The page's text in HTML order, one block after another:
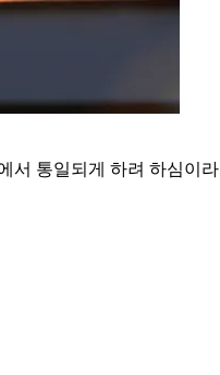
서 통일되게 하려 하심이라